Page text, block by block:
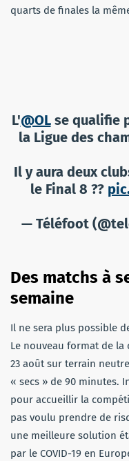
quarts de finales la
L'@OLse qualifie
la Ligue des
Il y aura deux
le Final 8 ??
— Téléfoot
Des matchs à
semaine
Il ne sera plus possible
Le nouveau format de
23 août sur terrain
« secs » de 90 minutes.
pour accueillir la
pas voulu prendre de
une meilleure solution
par le COVID-19 en